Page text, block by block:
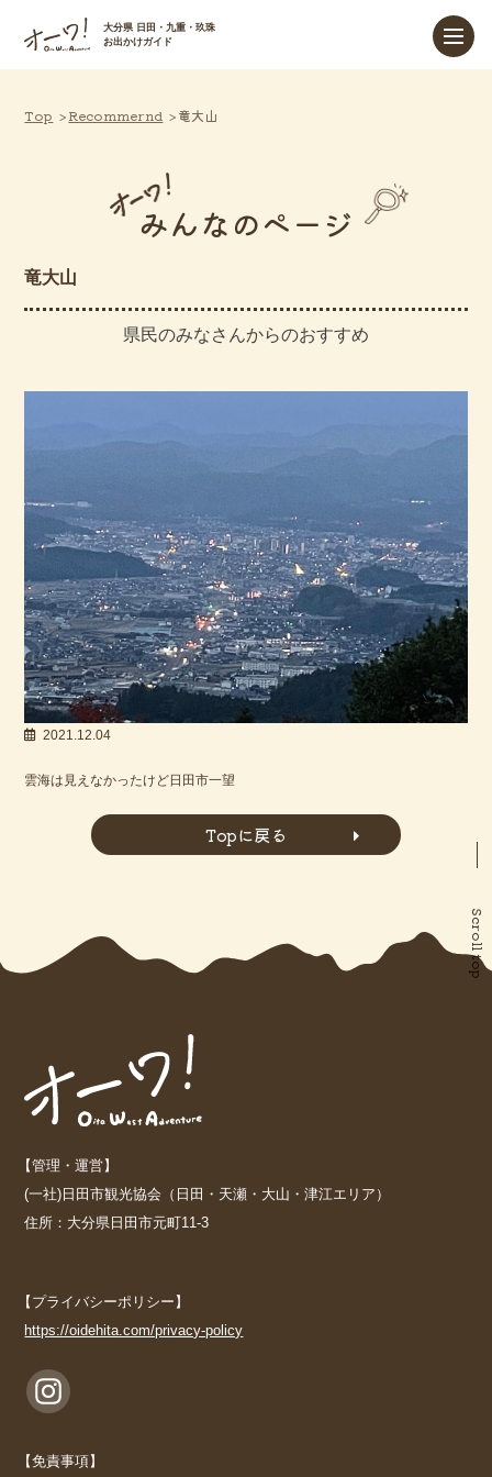
大分県 日田・九重・玖珠
お出かけガイド
Top Recommernd 竜大山
みんなのページ
竜大山
県民のみなさんからのおすすめ
2021.12.04
雲海は見えなかったけど日田市一望
Topに戻る
Scroll top
【管理・運営】
(一社)日田市観光協会（日田・天瀬・大山・津江エリア）
住所：大分県日田市元町11-3
【プライバシーポリシー】
https://oidehita.com/privacy-policy
【免責事項】